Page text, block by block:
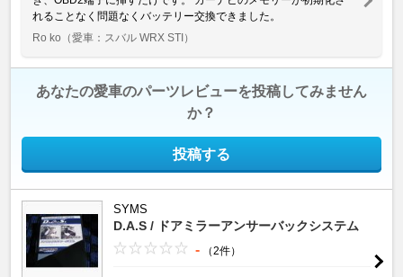
れることなく問題なくバッテリー交換できました。
Ro ko （愛車：スバル WRX STI）
あなたの愛車のパーツレビューを投稿してみません
か？
投稿する
SYMS
D.A.S / ドアミラーアンサーバックシステム
- （2件）